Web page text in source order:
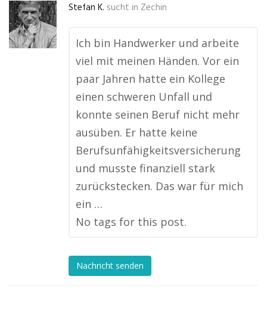
Stefan K. sucht in Zechin
Ich bin Handwerker und arbeite
viel mit meinen Händen. Vor ein
paar Jahren hatte ein Kollege
einen schweren Unfall und
konnte seinen Beruf nicht mehr
ausüben. Er hatte keine
Berufsunfähigkeitsversicherung
und musste finanziell stark
zurückstecken. Das war für mich
ein …
No tags for this post.
Nachricht senden